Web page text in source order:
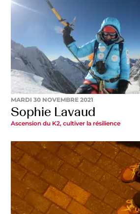
MARDI 30 NOVEMBRE 2021
Sophie Lavaud
Ascension du K2, cultiver la résilience